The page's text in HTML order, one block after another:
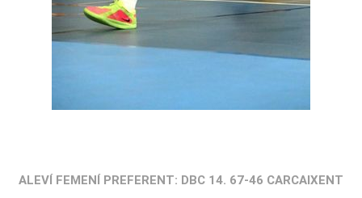
ALEVÍ FEMENÍ PREFERENT: DBC 14. 67-46 CARCAIXENT